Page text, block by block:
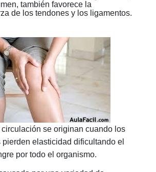
también favorece la
de los tendones y los ligamentos.
circulación se originan cuando los
elasticidad dificultando el
por todo el organismo.